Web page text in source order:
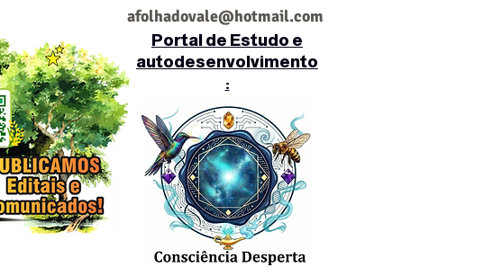
afolhadovale@hotmail.com
Portal de Estudo e
autodesenvolvimento
: